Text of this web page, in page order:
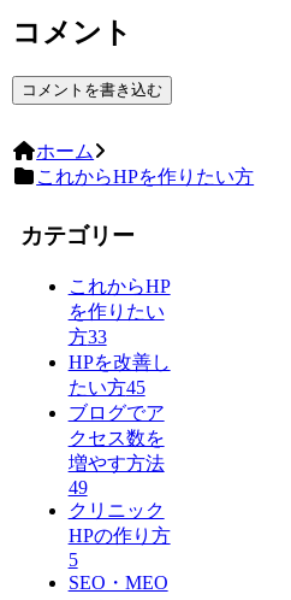
コメント
コメントを書き込む
ホーム
これからHPを作りたい方
カテゴリー
これからHP
を作りたい
方33
HPを改善し
たい方45
ブログでア
クセス数を
増やす方法
49
クリニック
HPの作り方
5
SEO・MEO